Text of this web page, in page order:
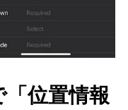
位置情報